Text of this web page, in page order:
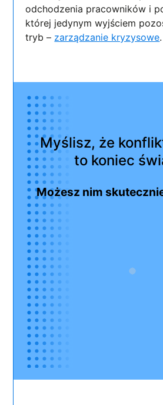
odchodzenia pracowników i
której jedynym wyjściem
tryb – zarządzanie kryzysowe.
Myślisz, że
to koniec
Możesz nim